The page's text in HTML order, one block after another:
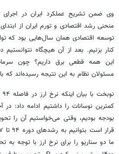
وی ضمن تشریح عملکرد ایران در
منحنی رشد اقتصادی و تورم ایران از
توسعه اقتصادی همان سال‌هایی بود که
کنار بزنیم. بعد از آن هیچگاه
این همه قطعی برق داریم؟ چون
مسئولان نظام به این نتیجه رسیده‌اند که
کمترین نوسانات را داشتیم ادامه داد:
بودجه بودیم، وقتی می‌خواستیم آن را
ما دو سناریو را برای نرخ ارز با توجه به